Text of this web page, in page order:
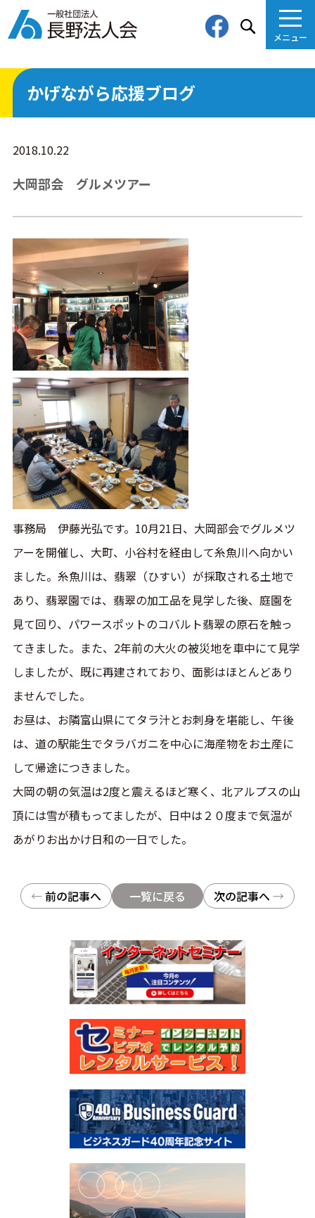
メニュー
検索
かげながら応援ブログ
2018.10.22
大岡部会 グルメツアー
事務局 伊藤光弘です。10月21日、大岡部会でグルメツ
アーを開催し、大町、小谷村を経由して糸魚川へ向かい
ました。糸魚川は、翡翠（ひすい）が採取される土地で
あり、翡翠園では、翡翠の加工品を見学した後、庭園を
見て回り、パワースポットのコバルト翡翠の原石を触っ
てきました。また、2年前の大火の被災地を車中にて見学
しましたが、既に再建されており、面影はほとんどあり
ませんでした。
お昼は、お隣富山県にてタラ汁とお刺身を堪能し、午後
は、道の駅能生でタラバガニを中心に海産物をお土産に
して帰途につきました。
大岡の朝の気温は2度と震えるほど寒く、北アルプスの山
頂には雪が積もってましたが、日中は２０度まで気温が
あがりお出かけ日和の一日でした。
投稿ナビゲーション
←前の記事へ 次の記事へ →
一覧に戻る